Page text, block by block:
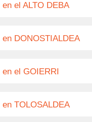
el ALTO DEBA
DONOSTIALDEA
el GOIERRI
TOLOSALDEA